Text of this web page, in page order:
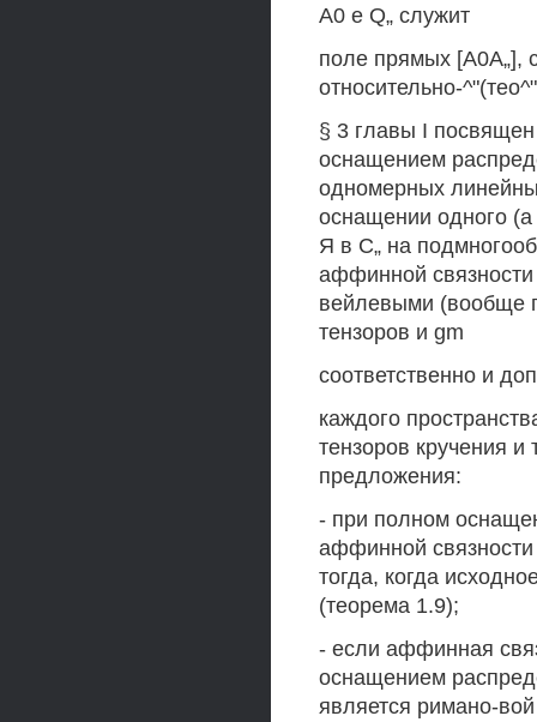
А0 е Q„ служит
поле прямых [А0А„],
относительно-
§ 3 главы I
оснащением
одномерных
оснащении одного
Я в С„ на
аффинной связности
вейлевыми (вообще
тензоров и gm
соответственно и
каждого
тензоров кручения
предложения:
- при полном
аффинной связности
тогда, когда
(теорема 1.9);
- если аффинная
оснащением
является римано-